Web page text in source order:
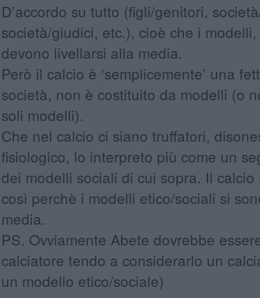
D’accordo su tutto (figli/genitori,
società/giudici, etc.), cioè che i
devono livellarsi alla media.
Però il calcio è ‘semplicemente’ una
società, non è costituito da modelli (o
soli modelli).
Che nel calcio ci siano truffatori,
fisiologico, lo interpreto più come un
dei modelli sociali di cui sopra. Il
così perchè i modelli etico/sociali si
media.
PS. Ovviamente Abete dovrebbe
calciatore tendo a considerarlo un
un modello etico/sociale)